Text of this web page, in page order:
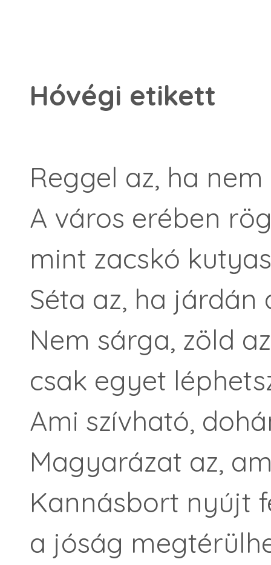
Hóvégi etikett
Reggel az, ha
A város erében
mint zacskó
Séta az, ha járdán
Nem sárga, zöld
csak egyet
Ami szívható,
Magyarázat az,
Kannásbort nyújt
a jóság